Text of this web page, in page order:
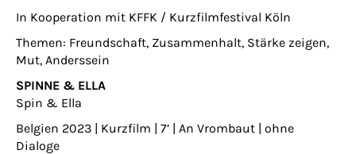
In Kooperation mit KFFK / Kurzfilmfestival Köln
Themen: Freundschaft, Zusammenhalt, Stärke zeigen,
Mut, Anderssein
SPINNE & ELLA
Spin & Ella
Belgien 2023 | Kurzfilm | 7’ | An Vrombaut | ohne
Dialoge